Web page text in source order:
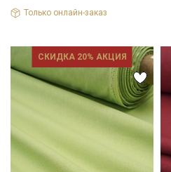
Только онлайн-заказ
СКИДКА 20% АКЦИЯ